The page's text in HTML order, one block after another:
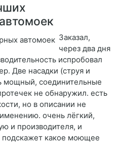
Заказал,
через два дня
испробовал
Две насадки (струя и
мощный, соединительные
не обнаружил. есть
но в описании не
очень лёгкий,
и производителя, и
какое моющее